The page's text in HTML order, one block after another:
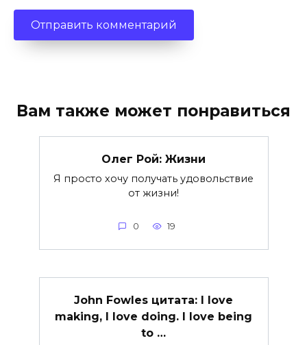
Вам также может понравиться
Олег Рой: Жизни
Я просто хочу получать удовольствие
от жизни!
0 19
John Fowles цитата: I love
making, I love doing. I love being
to …